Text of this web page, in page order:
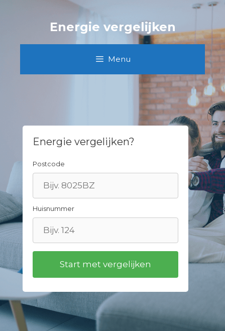
Energie vergelijken
Menu
Energie vergelijken?
Postcode
Huisnummer